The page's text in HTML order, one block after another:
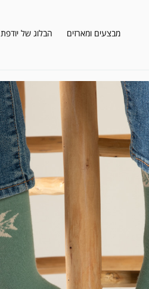
מבצעים ומארזים הבלוג של יודפת